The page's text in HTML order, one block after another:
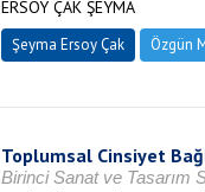
ERSOY ÇAK ŞEYMA
Şeyma Ersoy Çak Özgün
Toplumsal Cinsiyet
Birinci Sanat ve Tasarım